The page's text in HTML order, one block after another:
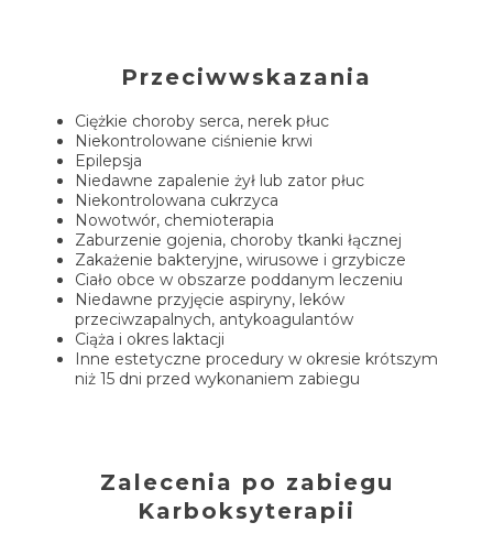
Przeciwwskazania
Ciężkie choroby serca, nerek płuc
Niekontrolowane ciśnienie krwi
Epilepsja
Niedawne zapalenie żył lub zator płuc
Niekontrolowana cukrzyca
Nowotwór, chemioterapia
Zaburzenie gojenia, choroby tkanki łącznej
Zakażenie bakteryjne, wirusowe i grzybicze
Ciało obce w obszarze poddanym leczeniu
Niedawne przyjęcie aspiryny, leków
przeciwzapalnych, antykoagulantów
Ciąża i okres laktacji
Inne estetyczne procedury w okresie krótszym
niż 15 dni przed wykonaniem zabiegu
Zalecenia po zabiegu
Karboksyterapii